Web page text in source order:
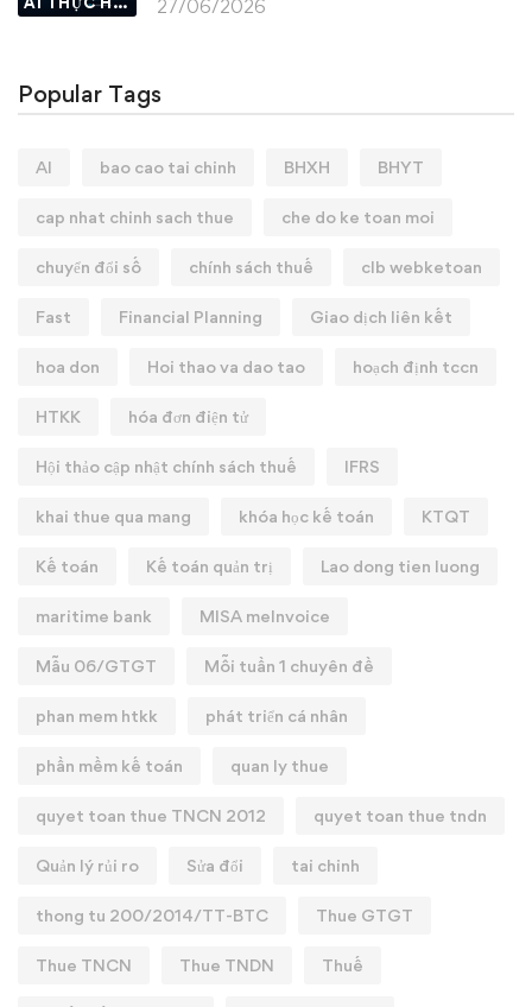
27/06/2026
Popular Tags
AI bao cao tai chinh BHXH BHYT
cap nhat chinh sach thue che do ke toan moi
chuyển đổi số chính sách thuế clb webketoan
Fast Financial Planning Giao dịch liên kết
hoa don Hoi thao va dao tao hoạch định tccn
HTKK hóa đơn điện tử
Hội thảo cập nhật chính sách thuế IFRS
khai thue qua mang khóa học kế toán KTQT
Kế toán Kế toán quản trị Lao dong tien luong
maritime bank MISA meInvoice
Mẫu 06/GTGT Mỗi tuần 1 chuyên đề
phan mem htkk phát triển cá nhân
phần mềm kế toán quan ly thue
quyet toan thue TNCN 2012 quyet toan thue tndn
Quản lý rủi ro Sửa đổi tai chinh
thong tu 200/2014/TT-BTC Thue GTGT
Thue TNCN Thue TNDN Thuế